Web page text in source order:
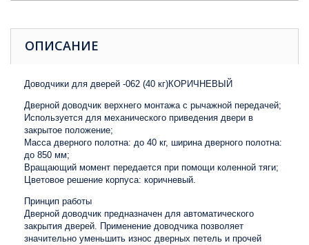
ОПИСАНИЕ
Доводчики для дверей -062 (40 кг)КОРИЧНЕВЫЙ
Дверной доводчик верхнего монтажа с рычажной передачей;
Используется для механического приведения двери в
закрытое положение;
Масса дверного полотна: до 40 кг, ширина дверного полотна:
до 850 мм;
Вращающий момент передается при помощи коленной тяги;
Цветовое решение корпуса: коричневый.
Принцип работы
Дверной доводчик предназначен для автоматического
закрытия дверей. Применение доводчика позволяет
значительно уменьшить износ дверных петель и прочей